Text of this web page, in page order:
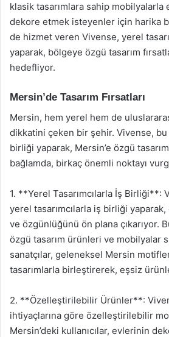
klasik tasarımlara sahip
dekore etmek isteyenler için harika
de hizmet veren Vivense, yerel
yaparak, bölgeye özgü tasarım
hedefliyor.
Mersin’de Tasarım Fırsatları
Mersin, hem yerel hem de
dikkatini çeken bir şehir. Vivense, bu
birliği yaparak, Mersin’e özgü
bağlamda, birkaç önemli noktayı
1. **Yerel Tasarımcılarla İş Birliği**:
yerel tasarımcılarla iş birliği yaparak,
ve özgünlüğünü ön plana çıkarıyor.
özgü tasarım ürünleri ve mobilyalar
sanatçılar, geleneksel Mersin
tasarımlarla birleştirerek, eşsiz
2. **Özelleştirilebilir Ürünler**:
ihtiyaçlarına göre özelleştirilebilir
Mersin’deki kullanıcılar, evlerinin